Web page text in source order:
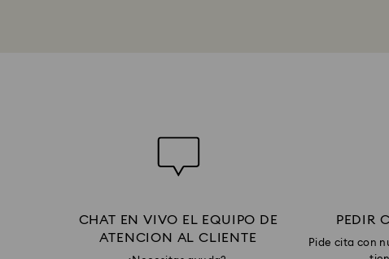
CHAT EN VIVO EL EQUIPO DE
ATENCION AL CLIENTE
PEDIR
Pide cita con